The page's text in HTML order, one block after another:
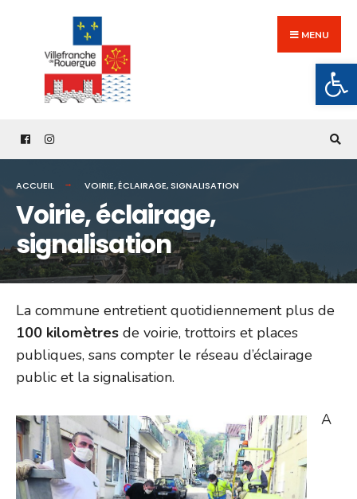
content
MENU
ACCUEIL VOIRIE, ÉCLAIRAGE, SIGNALISATION
Voirie, éclairage,
signalisation
La commune entretient quotidiennement plus de
100 kilomètres de voirie, trottoirs et places
publiques, sans compter le réseau d’éclairage
public et la signalisation.
A